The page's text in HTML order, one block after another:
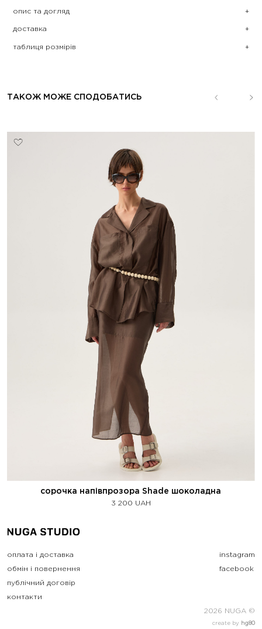
опис та догляд
доставка
таблиця розмірів
ТАКОЖ МОЖЕ СПОДОБАТИСЬ
сорочка напівпрозора Shade шоколадна
3 200 UAH
оплата і доставка
обмін і повернення
публічний договір
контакти
instagram
facebook
2026 NUGA ©
create by hg80